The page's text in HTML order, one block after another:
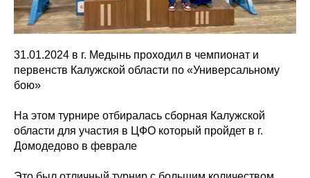
31.01.2024 в г. Медынь проходил в чемпионат и
первенств Калужской области по «Универсальному
бою»
На этом турнире отбиралась сборная Калужской
области для участия в ЦФО который пройдет в г.
Домодедово в феврале